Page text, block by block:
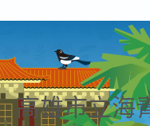
高雄市立海